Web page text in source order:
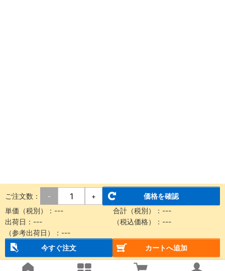
ご注文数： - +
価格を確認
単価（税別）： --- 合計（税別）： ---
出荷日： --- （税込価格）： ---
（参考出荷日）： ---
今すぐ注文
カートへ追加